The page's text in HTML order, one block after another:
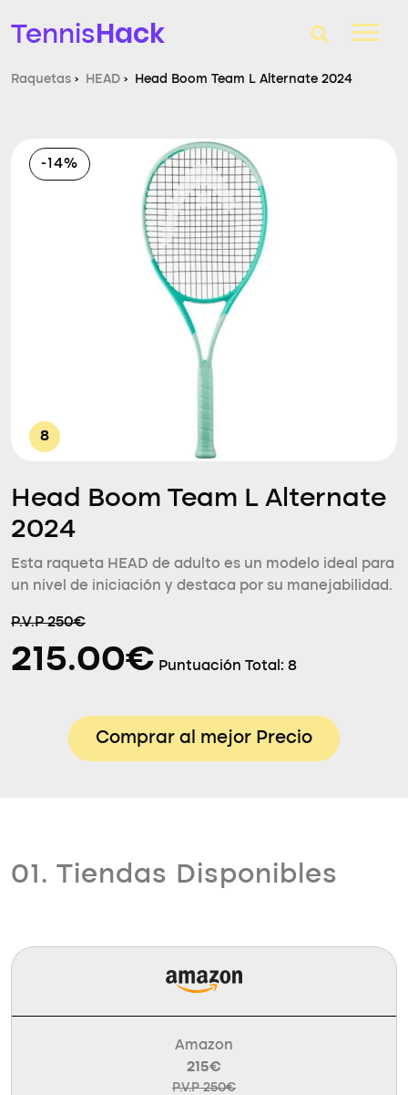
TennisHack
Raquetas de tenis
Zapatillas
Comparador
Consultorio
Raquetas › HEAD › Head Boom Team L Alternate 2024
-14%
8
Head Boom Team L Alternate
2024
Esta raqueta HEAD de adulto es un modelo ideal para
un nivel de iniciación y destaca por su manejabilidad.
P.V.P 250€
215.00€ Puntuación Total: 8
Comprar al mejor Precio
01. Tiendas Disponibles
Amazon
215€
P.V.P 250€